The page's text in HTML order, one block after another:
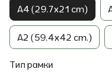
A4 (29.7x21 cm)
A2 (59.4x42 cm.)
Тип рамки